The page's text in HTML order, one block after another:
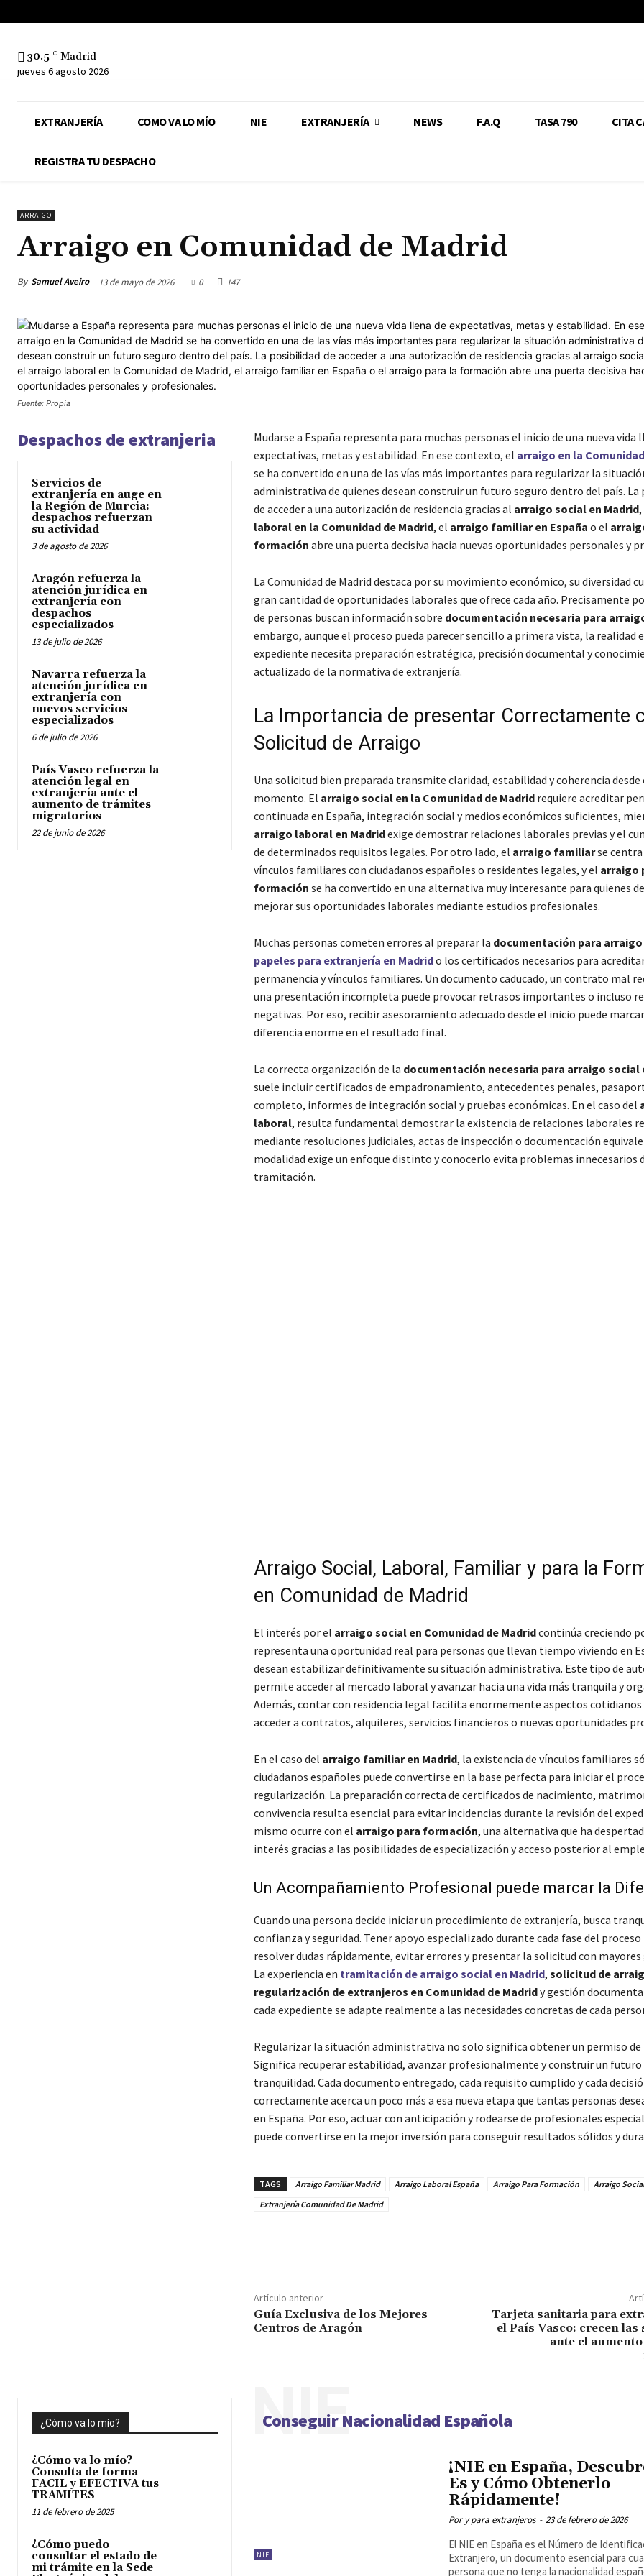
30.5 C Madrid
jueves 6 agosto 2026
EXTRANJERÍA COMO VA LO MÍO NIE EXTRANJERÍA NEWS F.A.Q TASA 790 CITA
REGISTRA TU DESPACHO
ARRAIGO
Arraigo en Comunidad de Madrid
By Samuel Aveiro 13 de mayo de 2026 0 147
Fuente: Propia
Despachos de extranjeria
Servicios de
extranjería en auge en
la Región de Murcia:
despachos refuerzan
su actividad
3 de agosto de 2026
Aragón refuerza la
atención jurídica en
extranjería con
despachos
especializados
13 de julio de 2026
Navarra refuerza la
atención jurídica en
extranjería con
nuevos servicios
especializados
6 de julio de 2026
País Vasco refuerza la
atención legal en
extranjería ante el
aumento de trámites
migratorios
22 de junio de 2026
Mudarse a España representa para muchas personas el inicio de una nueva vida
expectativas, metas y estabilidad. En ese contexto, el arraigo en la
se ha convertido en una de las vías más importantes para regularizar la
administrativa de quienes desean construir un futuro seguro dentro del país. La
de acceder a una autorización de residencia gracias al arraigo social en Madrid,
laboral en la Comunidad de Madrid, el arraigo familiar en España o el
formación abre una puerta decisiva hacia nuevas oportunidades personales y
La Comunidad de Madrid destaca por su movimiento económico, su diversidad
gran cantidad de oportunidades laborales que ofrece cada año. Precisamente
de personas buscan información sobre documentación necesaria para
embargo, aunque el proceso pueda parecer sencillo a primera vista, la realidad
expediente necesita preparación estratégica, precisión documental y
actualizado de la normativa de extranjería.
La Importancia de presentar Correctamente
Solicitud de Arraigo
Una solicitud bien preparada transmite claridad, estabilidad y coherencia
momento. El arraigo social en la Comunidad de Madridrequiere acreditar
continuada en España, integración social y medios económicos suficientes,
arraigo laboral en Madridexige demostrar relaciones laborales previas y el
de determinados requisitos legales. Por otro lado, el arraigo familiarse
vínculos familiares con ciudadanos españoles o residentes legales, y el arraigo
formación se ha convertido en una alternativa muy interesante para quienes
mejorar sus oportunidades laborales mediante estudios profesionales.
Muchas personas cometen errores al preparar la documentación para
papeles para extranjería en Madrido los certificados necesarios para
permanencia y vínculos familiares. Un documento caducado, un contrato mal
una presentación incompleta puede provocar retrasos importantes o incluso
negativas. Por eso, recibir asesoramiento adecuado desde el inicio puede
diferencia enorme en el resultado final.
La correcta organización de la documentación necesaria para arraigo social
suele incluir certificados de empadronamiento, antecedentes penales,
completo, informes de integración social y pruebas económicas. En el caso del
laboral, resulta fundamental demostrar la existencia de relaciones laborales
mediante resoluciones judiciales, actas de inspección o documentación
modalidad exige un enfoque distinto y conocerlo evita problemas innecesarios
tramitación.
Arraigo Social, Laboral, Familiar y para la
en Comunidad de Madrid
El interés por el arraigo social en Comunidad de Madridcontinúa creciendo
representa una oportunidad real para personas que llevan tiempo viviendo en
desean estabilizar definitivamente su situación administrativa. Este tipo de
permite acceder al mercado laboral y avanzar hacia una vida más tranquila y
Además, contar con residencia legal facilita enormemente aspectos cotidianos
acceder a contratos, alquileres, servicios financieros o nuevas oportunidades
En el caso del arraigo familiar en Madrid, la existencia de vínculos familiares
ciudadanos españoles puede convertirse en la base perfecta para iniciar el
regularización. La preparación correcta de certificados de nacimiento,
convivencia resulta esencial para evitar incidencias durante la revisión del
mismo ocurre con el arraigo para formación, una alternativa que ha
interés gracias a las posibilidades de especialización y acceso posterior al
Un Acompañamiento Profesional puede marcar la
Cuando una persona decide iniciar un procedimiento de extranjería, busca
confianza y seguridad. Tener apoyo especializado durante cada fase del
resolver dudas rápidamente, evitar errores y presentar la solicitud con
La experiencia en tramitación de arraigo social en Madrid, solicitud de
regularización de extranjeros en Comunidad de Madridy gestión
cada expediente se adapte realmente a las necesidades concretas de cada
Regularizar la situación administrativa no solo significa obtener un permiso de
Significa recuperar estabilidad, avanzar profesionalmente y construir un futuro
tranquilidad. Cada documento entregado, cada requisito cumplido y cada
correctamente acerca un poco más a esa nueva etapa que tantas personas
en España. Por eso, actuar con anticipación y rodearse de profesionales
puede convertirse en la mejor inversión para conseguir resultados sólidos y
TAGS Arraigo Familiar Madrid Arraigo Laboral España Arraigo Para Formación
Arraigo
Extranjería Comunidad De Madrid
Artículo anterior
Guía Exclusiva de los Mejores
Centros de Aragón
Tarjeta sanitaria para
el País Vasco: crecen
ante el
¿Cómo va lo mío?
¿Cómo va lo mío?
Consulta de forma
FACIL y EFECTIVA tus
TRAMITES
11 de febrero de 2025
¿Cómo puedo
consultar el estado de
mi trámite en la Sede
Conseguir Nacionalidad Española
NIE
NIE
¡NIE en España,
Es y Cómo Obtenerlo
Rápidamente!
Por y para extranjeros - 23 de febrero de 2026
El NIE en España es el Número de
Extranjero, un documento esencial para
persona que no tenga la nacionalidad